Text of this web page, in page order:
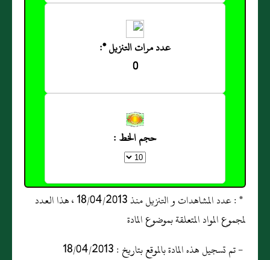
عدد مرات التنزيل *:
0
حجم الخط :
* : عدد المشاهدات و التنزيل منذ 18/04/2013 ، هذا العدد
لمجموع المواد المتعلقة بموضوع المادة
- تم تسجيل هذه المادة بالموقع بتاريخ : 18/04/2013